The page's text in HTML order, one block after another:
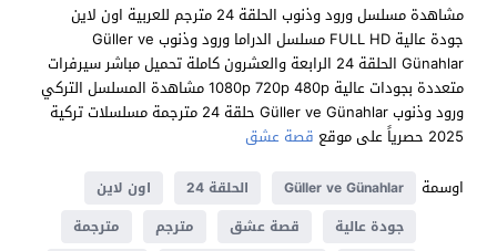
مشاهدة مسلسل ورود وذنوب الحلقة 24 مترجم للعربية اون لاين
جودة عالية FULL HD مسلسل الدراما ورود وذنوب Güller ve
Günahlar الحلقة 24 الرابعة والعشرون كاملة تحميل مباشر سيرفرات
متعددة بجودات عالية 1080p 720p 480p مشاهدة المسلسل التركي
ورود وذنوب Güller ve Günahlar حلقة 24 مترجمة مسلسلات تركية
2025 حصرياً على موقع
قصة عشق
اوسمة
Güller ve Günahlar الحلقة 24
اون لاين
جودة عالية
قصة عشق مترجم
مترجمة